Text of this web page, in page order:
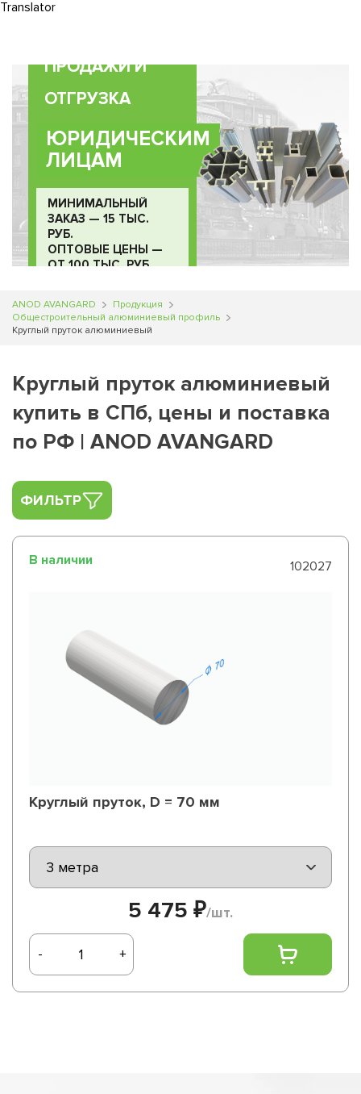
ПРОДАЖИ И
ОТГРУЗКА
ЮРИДИЧЕСКИМ
ЛИЦАМ
МИНИМАЛЬНЫЙ
ЗАКАЗ — 15 ТЫС.
РУБ.
ОПТОВЫЕ ЦЕНЫ —
ОТ 100 ТЫС. РУБ.
ANOD AVANGARD
Продукция
Общестроительный алюминиевый профиль
Круглый пруток алюминиевый
Круглый пруток алюминиевый
купить в СПб, цены и поставка
по РФ | ANOD AVANGARD
ФИЛЬТР
В наличии 102027
Круглый пруток, D = 70 мм
5 475 ₽/шт.
- +
Translator
Translator
Translator